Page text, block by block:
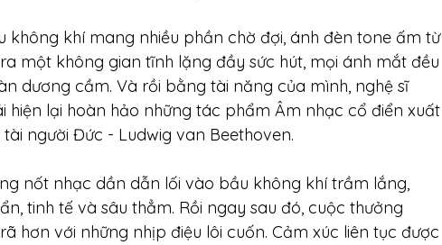
khí mang nhiều phần chờ đợi, ánh đèn tone ấm từ
một không gian tĩnh lặng đầy sức hút, mọi ánh mắt đều
dương cầm. Và rồi bằng tài năng của mình, nghệ sĩ
hiện lại hoàn hảo những tác phẩm Âm nhạc cổ điển xuất
người Đức - Ludwig van Beethoven.
nốt nhạc dần dẫn lối vào bầu không khí trầm lắng,
tinh tế và sâu thẳm. Rồi ngay sau đó, cuộc thưởng
hơn với những nhịp điệu lôi cuốn. Cảm xúc liên tục được